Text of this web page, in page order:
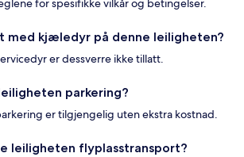
for spesifikke vilkår og betingelser.
med kjæledyr på denne leiligheten?
er dessverre ikke tillatt.
parkering?
er tilgjengelig uten ekstra kostnad.
leiligheten flyplasstransport?